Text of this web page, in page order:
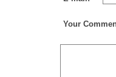
Your